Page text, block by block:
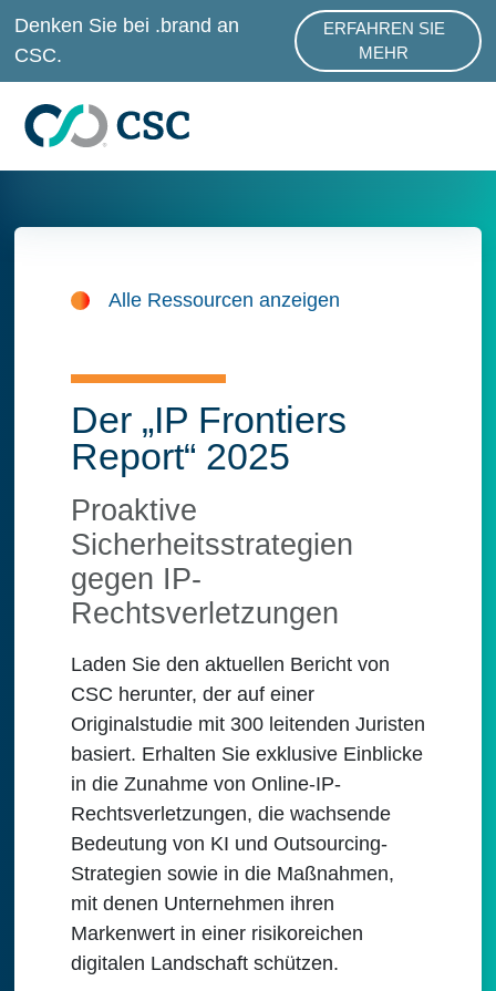
Zum Hauptinhalt springen
Denken Sie bei .brand an
CSC.
ERFAHREN SIE
MEHR
ABOUT .BRAND
Alle Ressourcen anzeigen
Der „IP Frontiers
Report“ 2025
Proaktive
Sicherheitsstrategien
gegen IP-
Rechtsverletzungen
Laden Sie den aktuellen Bericht von
CSC herunter, der auf einer
Originalstudie mit 300 leitenden Juristen
basiert. Erhalten Sie exklusive Einblicke
in die Zunahme von Online-IP-
Rechtsverletzungen, die wachsende
Bedeutung von KI und Outsourcing-
Strategien sowie in die Maßnahmen,
mit denen Unternehmen ihren
Markenwert in einer risikoreichen
digitalen Landschaft schützen.